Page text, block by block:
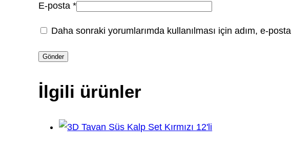
E-posta*
Daha sonraki yorumlarımda kullanılması için adım, e-
İlgili ürünler